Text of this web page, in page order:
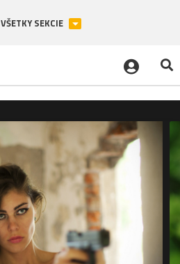
VŠETKY SEKCIE